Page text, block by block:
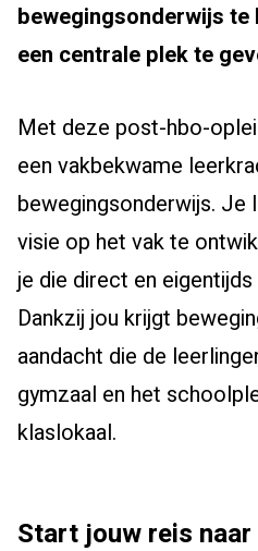
bewegingsonderwijs te
een centrale plek te
Met deze post-hbo-
een vakbekwame
bewegingsonderwijs. Je
visie op het vak te
je die direct en
Dankzij jou krijgt
aandacht die de
gymzaal en het
klaslokaal.
Start jouw reis